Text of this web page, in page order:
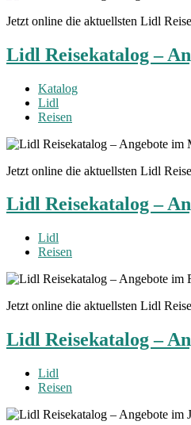
Jetzt online die aktuellsten Lidl
Lidl Reisekatalog –
Katalog
Lidl
Reisen
Jetzt online die aktuellsten Lidl
Lidl Reisekatalog –
Lidl
Reisen
Jetzt online die aktuellsten Lidl
Lidl Reisekatalog –
Lidl
Reisen